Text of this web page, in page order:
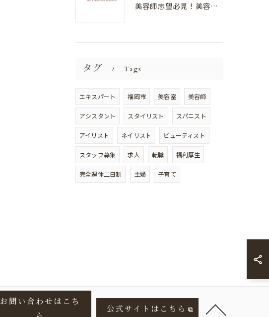
美容師志望必見！美容室NEWSTANDARDで最高のスキルアップを目指そう！
タグ Tags
エキスパート 福岡市 美容室 美容師
アシスタント スタイリスト スパニスト
アイリスト ネイリスト ビューティスト
スタッフ募集 求人 転職 福利厚生
完全週休二日制 主婦 子育て
お問い合わせはこち
公式サイトはこちら